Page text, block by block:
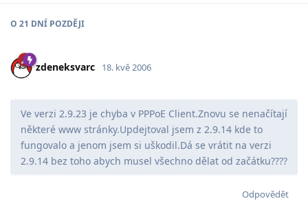
O 21 DNÍ POZDĚJI
zdeneksvarc 18. kvě 2006
Ve verzi 2.9.23 je chyba v PPPoE Client.Znovu se nenačítají
některé www stránky.Updejtoval jsem z 2.9.14 kde to
fungovalo a jenom jsem si uškodil.Dá se vrátit na verzi
2.9.14 bez toho abych musel všechno dělat od začátku????
Odpovědět